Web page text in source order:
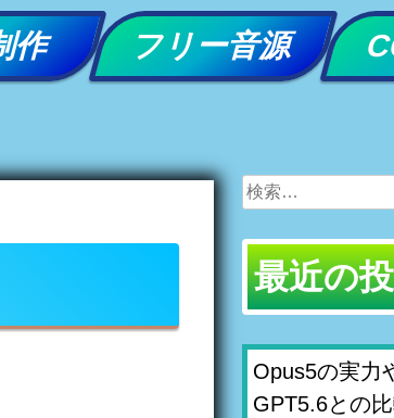
作 フリー音源
検
索:
最近の
Opus5の実力
GPT5.6との